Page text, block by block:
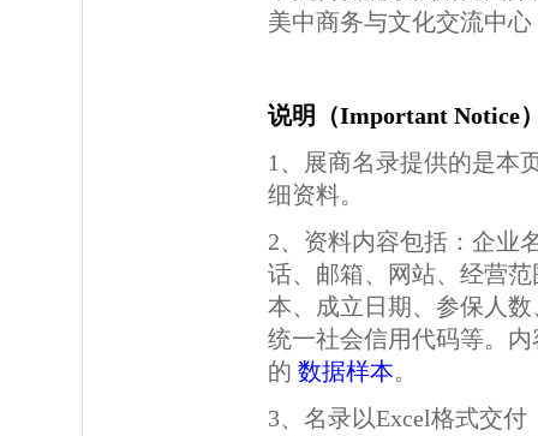
美中商务与文化交流中心
说明（Important Notice
1、展商名录提供的是本
细资料。
2、资料内容包括：企业
话、邮箱、网站、经营
本、成立日期、参保人
统一社会信用代码等。
的 数据样本。
3、名录以Excel格式交